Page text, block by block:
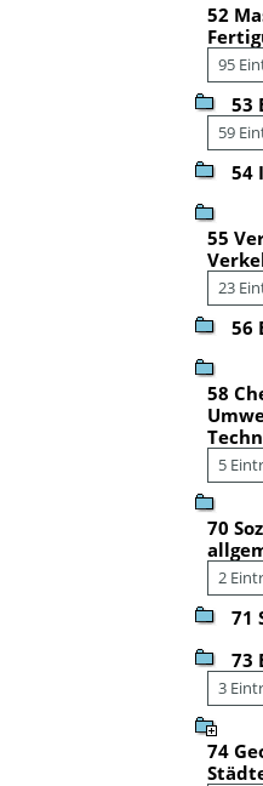
52
95
53
59
54
55
23
56
58
5
70
2
71
73
3
74